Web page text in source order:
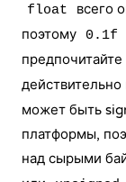
float
всего
поэтому
0.1f
предпочитайте
может быть
платформы,
над сырыми